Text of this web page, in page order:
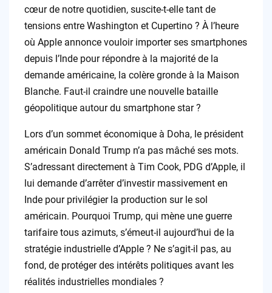
cœur de notre quotidien, suscite-t-elle tant de
tensions entre Washington et Cupertino ? À l’heure
où Apple annonce vouloir importer ses smartphones
depuis l’Inde pour répondre à la majorité de la
demande américaine, la colère gronde à la Maison
Blanche. Faut-il craindre une nouvelle bataille
géopolitique autour du smartphone star ?
Lors d’un sommet économique à Doha, le président
américain Donald Trump n’a pas mâché ses mots.
S’adressant directement à Tim Cook, PDG d’Apple, il
lui demande d’arrêter d’investir massivement en
Inde pour privilégier la production sur le sol
américain. Pourquoi Trump, qui mène une guerre
tarifaire tous azimuts, s’émeut-il aujourd’hui de la
stratégie industrielle d’Apple ? Ne s’agit-il pas, au
fond, de protéger des intérêts politiques avant les
réalités industrielles mondiales ?